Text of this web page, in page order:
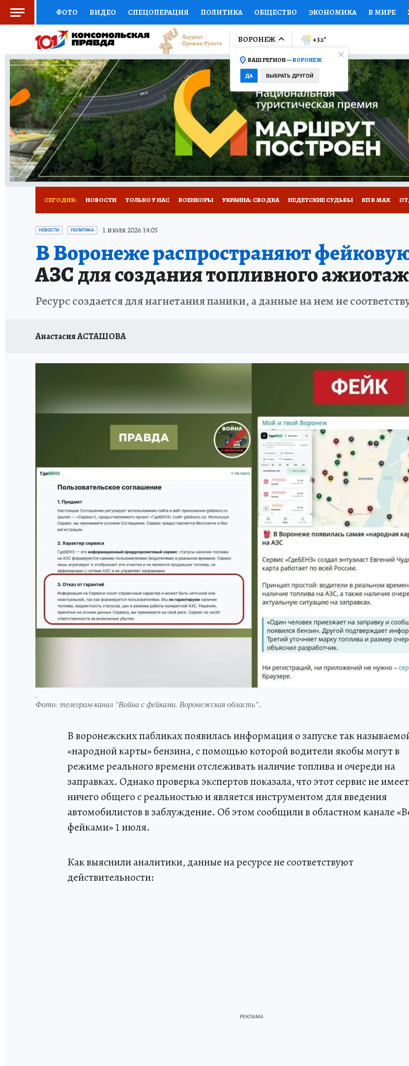
ФОТО ВИДЕО СПЕЦОПЕРАЦИЯ ПОЛИТИКА ОБЩЕСТВО ЭКОНОМИКА В МИРЕ
СОЦПОДДЕРЖКА НАУКА СПОРТ КОЛУМНИСТЫ ПРОИСШЕСТВИЯ
ВЫБОР ЭКСПЕРТОВ ДОКТОР ФИНАНСЫ ОТКРЫВАЕМ МИР Я ЗНАЮ СЕМЬЯ
КНИЖНАЯ ПОЛКА ПРОГНОЗЫ НА СПОРТ ПРОМОКОДЫ СЕРИАЛЫ СПЕЦПРОЕКТЫ
ПРЕСС-ЦЕНТР НЕДВИЖИМОСТЬ ТЕЛЕВИЗОР КОЛЛЕКЦИИ КОНКУРСЫ РАБОТА У
РАДИО КП РЕКЛАМА ТЕСТЫ НОВОЕ НА САЙТЕ
ВОРОНЕЖ
ВАШ РЕГИОН —ВОРОНЕЖ
ДА ВЫБРАТЬ ДРУГОЙ
+32°
СЕГОДНЯ: НОВОСТИ ТОЛЬКО У НАС ВОЕНКОРЫ УКРАИНА: СВОДКА НЕДЕТСКИЕ СУДЬБЫ КП В МАХ
ПРОИСШЕСТВИЯ АФИША
НОВОСТИ ПОЛИТИКА 1 июля 2026 14:05
В Воронеже распространяют
АЗС для создания топливного
Ресурс создается для нагнетания паники, а данные на нем не
Анастасия АСТАШОВА
.
Фото: телеграм-канал "Война с фейками. Воронежская область"..
В воронежских пабликах появилась информация о запуске так
«народной карты» бензина, с помощью которой водители якобы могут в
режиме реального времени отслеживать наличие топлива и очереди на
заправках. Однако проверка экспертов показала, что этот сервис не имеет
ничего общего с реальностью и является инструментом для введения
автомобилистов в заблуждение. Об этом сообщили в областном канале
фейками» 1 июля.
Как выяснили аналитики, данные на ресурсе не соответствуют
действительности: